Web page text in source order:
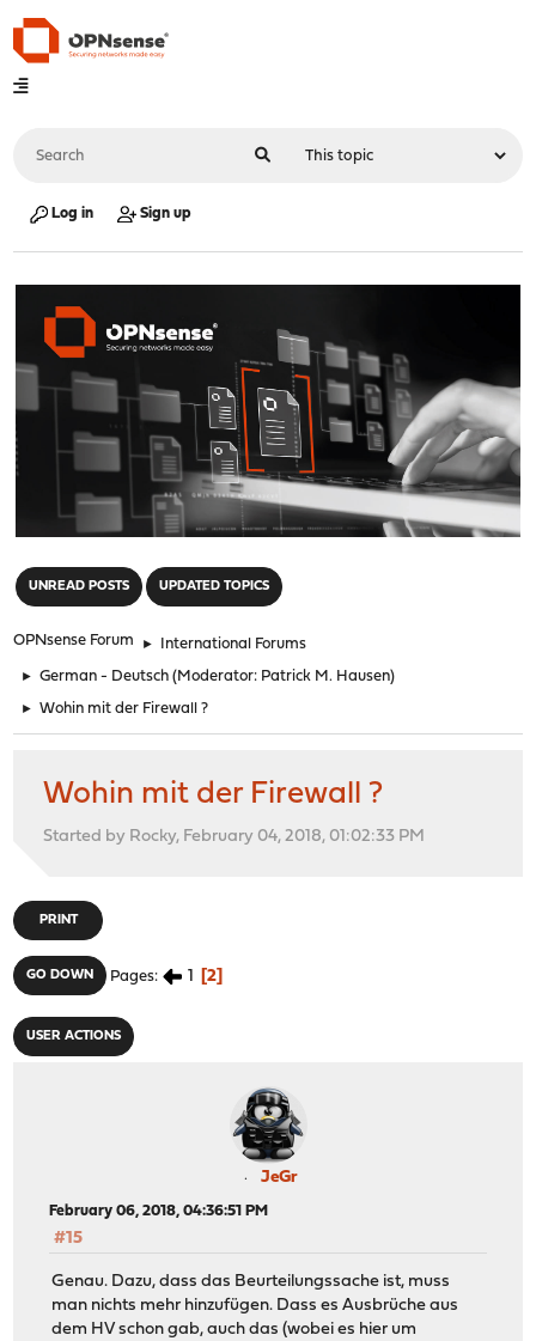
Log in Sign up
UNREAD POSTS UPDATED TOPICS
OPNsense Forum ► International Forums
► German - Deutsch (Moderator: Patrick M. Hausen)
► Wohin mit der Firewall ?
Wohin mit der Firewall ?
Started by Rocky, February 04, 2018, 01:02:33 PM
PRINT
GO DOWN Pages 1 2
USER ACTIONS
JeGr
February 06, 2018, 04:36:51 PM
#15
Genau. Dazu, dass das Beurteilungssache ist, muss
man nichts mehr hinzufügen. Dass es Ausbrüche aus
dem HV schon gab, auch das (wobei es hier um